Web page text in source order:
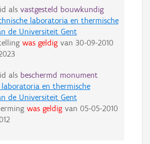
als vastgesteld bouwkundig
laboratoria en thermische
de Universiteit Gent
was geldigvan 30-09-2010
als beschermd monument
laboratoria en thermische
de Universiteit Gent
was geldigvan 05-05-2010